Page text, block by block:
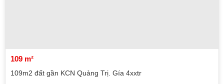
109 m²
109m2 đất gần KCN Quảng Trị. Gía 4xxtr